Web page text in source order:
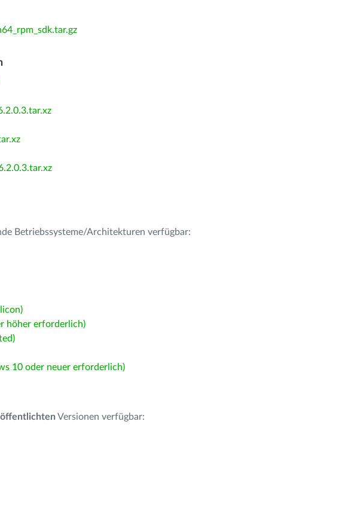
Betriebssysteme/Architekturen verfügbar:
höher erforderlich)
10 oder neuer erforderlich)
Versionen verfügbar: